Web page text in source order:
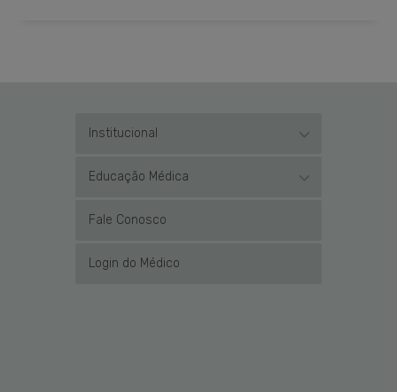
Institucional
Educação Médica
Fale Conosco
Login do Médico